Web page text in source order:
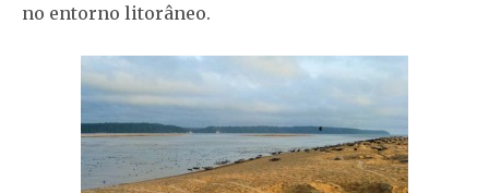
no entorno litorâneo.